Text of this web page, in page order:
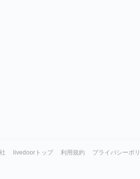
livedoorトップ 利用規約 プライバシーポ